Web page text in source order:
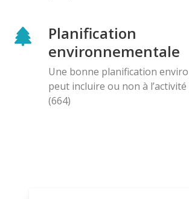
Planification
environnementale
Une bonne planification
peut incluire ou non à
(664)